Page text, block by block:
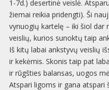
1-7d.) desertinė veislė.
žiemai reikia pridengti). Ši
vynuogių kartelę – iki šiol
veislių, kurios sunoktų taip
Iš kitų labai ankstyvų veislių
ir kekėmis. Skonis taip pat
ir rūgšties balansas, uogos
Atspari ligoms ir gana atspari